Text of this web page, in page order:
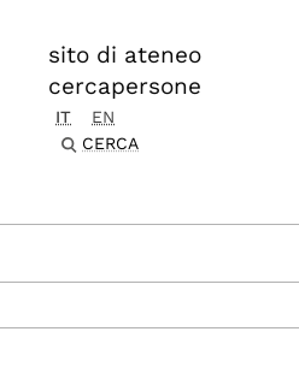
sito di ateneo
cercapersone
IT
EN
CERCA